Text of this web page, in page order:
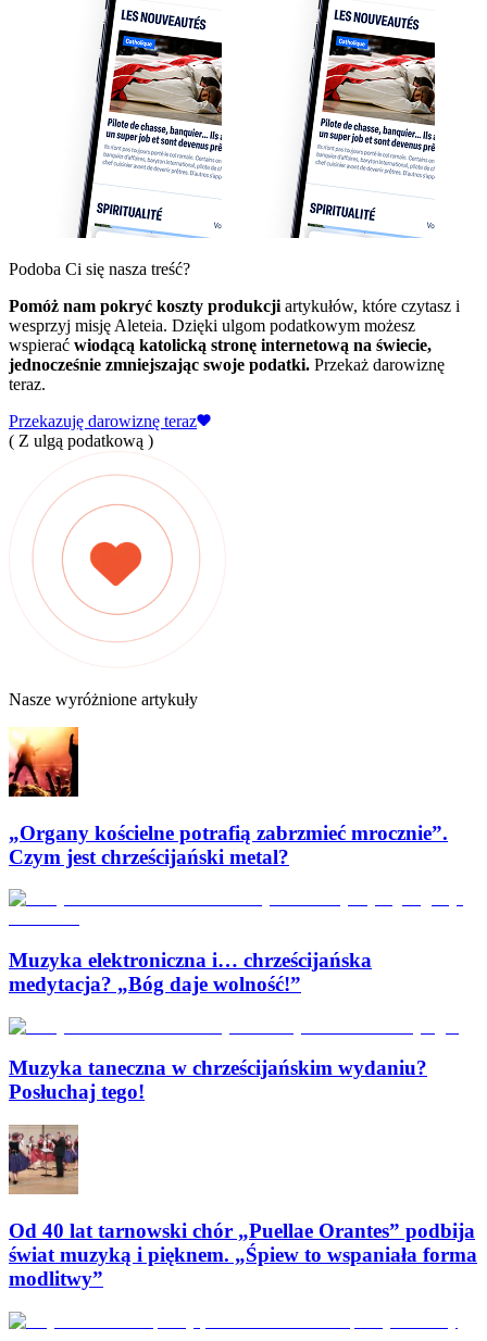
Podoba Ci się nasza treść?
Pomóż nam pokryć koszty produkcji artykułów, które czytasz i
wesprzyj misję Aleteia. Dzięki ulgom podatkowym możesz
wspierać wiodącą katolicką stronę internetową na świecie,
jednocześnie zmniejszając swoje podatki. Przekaż darowiznę
teraz.
Przekazuję darowiznę teraz
( Z ulgą podatkową )
Nasze wyróżnione artykuły
„Organy kościelne potrafią zabrzmieć mrocznie”.
Czym jest chrześcijański metal?
Muzyka elektroniczna i… chrześcijańska
medytacja? „Bóg daje wolność!”
Muzyka taneczna w chrześcijańskim wydaniu?
Posłuchaj tego!
Od 40 lat tarnowski chór „Puellae Orantes” podbija
świat muzyką i pięknem. „Śpiew to wspaniała forma
modlitwy”